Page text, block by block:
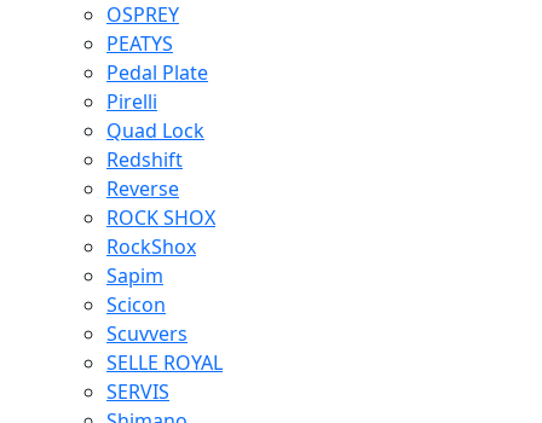
OSPREY
PEATYS
Pedal Plate
Pirelli
Quad Lock
Redshift
Reverse
ROCK SHOX
RockShox
Sapim
Scicon
Scuvvers
SELLE ROYAL
SERVIS